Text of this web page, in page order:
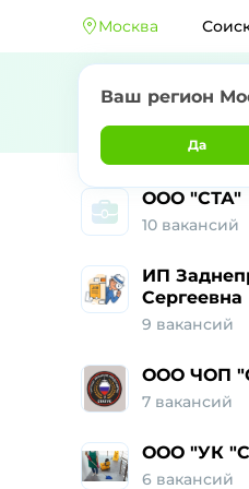
Москва
Ваш регион
Да
ООО "СТА"
10 вакансий
ИП
Сергеевна
9 вакансий
ООО ЧОП
7 вакансий
ООО "УК
6 вакансий